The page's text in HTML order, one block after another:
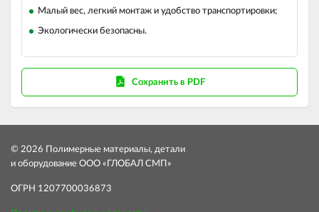
Малый вес, легкий монтаж и удобство транспортировки;
Экологически безопасны.
Сохранить в PDF
© 2026 Полимерные материалы, детали
и оборудование ООО «ГЛОБАЛ СМП»
ОГРН 1207700036873